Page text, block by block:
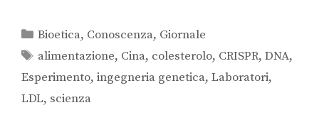
Bioetica, Conoscenza, Giornale
alimentazione, Cina, colesterolo, CRISPR,DNA,
Esperimento, ingegneria genetica, Laboratori,
LDL, scienza